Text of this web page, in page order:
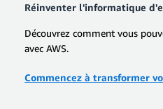
Réinventer l'informatique
Découvrez comment vous
avec AWS.
Commencez à transformer